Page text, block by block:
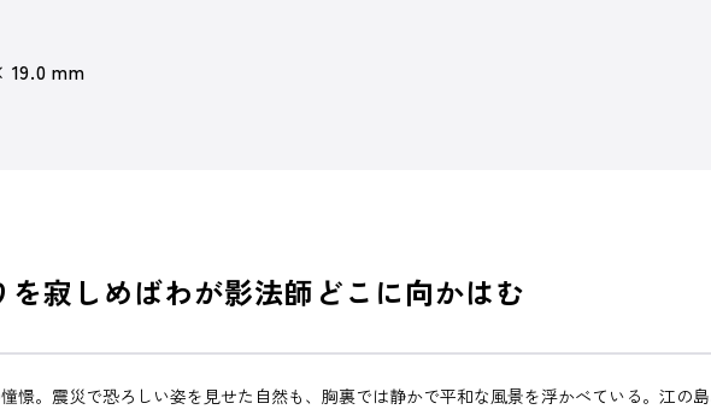
19.0 mm
寂しめばわが影法師どこに向かはむ
憬。震災で恐ろしい姿を見せた自然も、胸裏では静かで平和な風景を浮かべている。江の